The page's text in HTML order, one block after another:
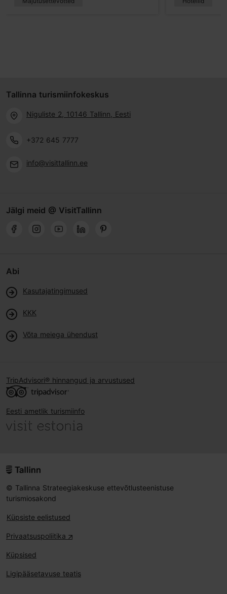
Tallinna turismiinfokeskus
Niguliste 2, 10146 Tallinn, Eesti
+372 645 7777
info@visittallinn.ee
Jälgi meid @ VisitTallinn
Abi
Kasutajatingimused
KKK
Võta meiega ühendust
TripAdvisori® hinnangud ja arvustused
Eesti ametlik turismiinfo
© Tallinna Strateegiakeskuse ettevõtlusteenistuse
turismiosakond
Küpsiste eelistused
Privaatsuspoliitika
Küpsised
Ligipääsetavuse teatis